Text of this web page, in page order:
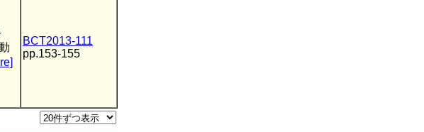
BCT2013-111
pp.153-155